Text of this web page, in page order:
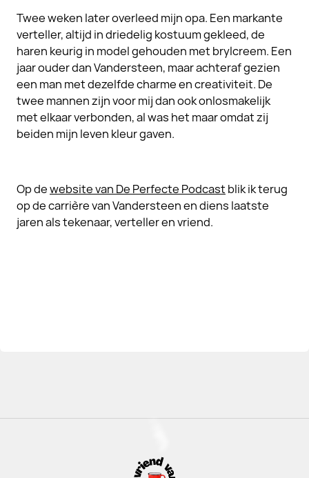
Twee weken later overleed mijn opa. Een markante
verteller, altijd in driedelig kostuum gekleed, de
haren keurig in model gehouden met brylcreem. Een
jaar ouder dan Vandersteen, maar achteraf gezien
een man met dezelfde charme en creativiteit. De
twee mannen zijn voor mij dan ook onlosmakelijk
met elkaar verbonden, al was het maar omdat zij
beiden mijn leven kleur gaven.
Op dewebsite van De Perfecte Podcast blik ik terug
op de carrière van Vandersteen en diens laatste
jaren als tekenaar, verteller en vriend.